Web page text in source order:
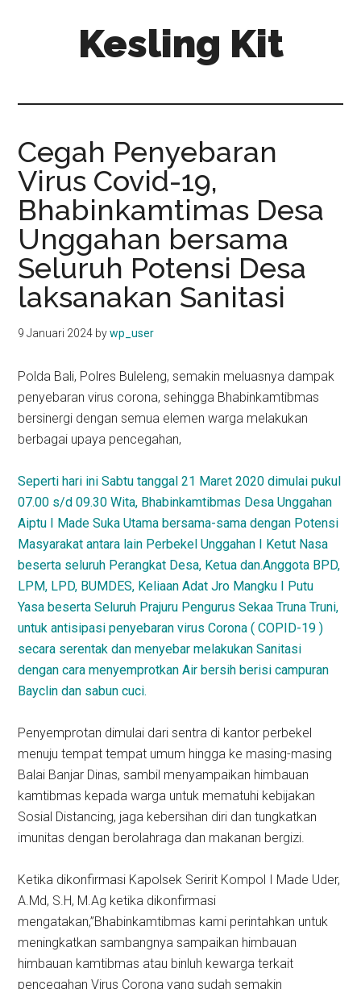
Kesling Kit
Cegah Penyebaran
Virus Covid-19,
Bhabinkamtimas Desa
Unggahan bersama
Seluruh Potensi Desa
laksanakan Sanitasi
9 Januari 2024 bywp_user
Polda Bali, Polres Buleleng, semakin meluasnya dampak
penyebaran virus corona, sehingga Bhabinkamtibmas
bersinergi dengan semua elemen warga melakukan
berbagai upaya pencegahan,
Seperti hari ini Sabtu tanggal 21 Maret 2020 dimulai pukul
07.00 s/d 09.30 Wita, Bhabinkamtibmas Desa Unggahan
Aiptu I Made Suka Utama bersama-sama dengan Potensi
Masyarakat antara lain Perbekel Unggahan I Ketut Nasa
beserta seluruh Perangkat Desa, Ketua dan.Anggota BPD,
LPM, LPD, BUMDES, Keliaan Adat Jro Mangku I Putu
Yasa beserta Seluruh Prajuru Pengurus Sekaa Truna Truni,
untuk antisipasi penyebaran virus Corona ( COPID-19 )
secara serentak dan menyebar melakukan Sanitasi
dengan cara menyemprotkan Air bersih berisi campuran
Bayclin dan sabun cuci.
Penyemprotan dimulai dari sentra di kantor perbekel
menuju tempat tempat umum hingga ke masing-masing
Balai Banjar Dinas, sambil menyampaikan himbauan
kamtibmas kepada warga untuk mematuhi kebijakan
Sosial Distancing, jaga kebersihan diri dan tungkatkan
imunitas dengan berolahraga dan makanan bergizi.
Ketika dikonfirmasi Kapolsek Seririt Kompol I Made Uder,
A.Md, S.H, M.Ag ketika dikonfirmasi
mengatakan,”Bhabinkamtibmas kami perintahkan untuk
meningkatkan sambangnya sampaikan himbauan
himbauan kamtibmas atau binluh kewarga terkait
pencegahan Virus Corona yang sudah semakin